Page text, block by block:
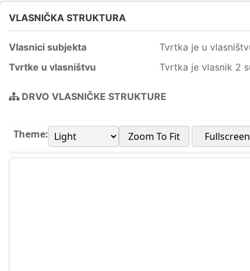
VLASNIČKA STRUKTURA
Vlasnici subjekta
Tvrtka je u
Tvrtke u vlasništvu
Tvrtka je vlasnik 2
DRVO VLASNIČKE STRUKTURE
Theme: Zoom To Fit Fullscreen